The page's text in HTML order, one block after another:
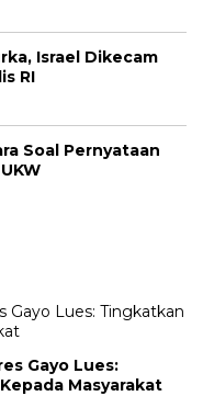
Israel Dikecam
RI
Soal Pernyataan
Gayo Lues:
Masyarakat